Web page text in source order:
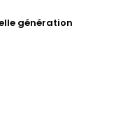
génération